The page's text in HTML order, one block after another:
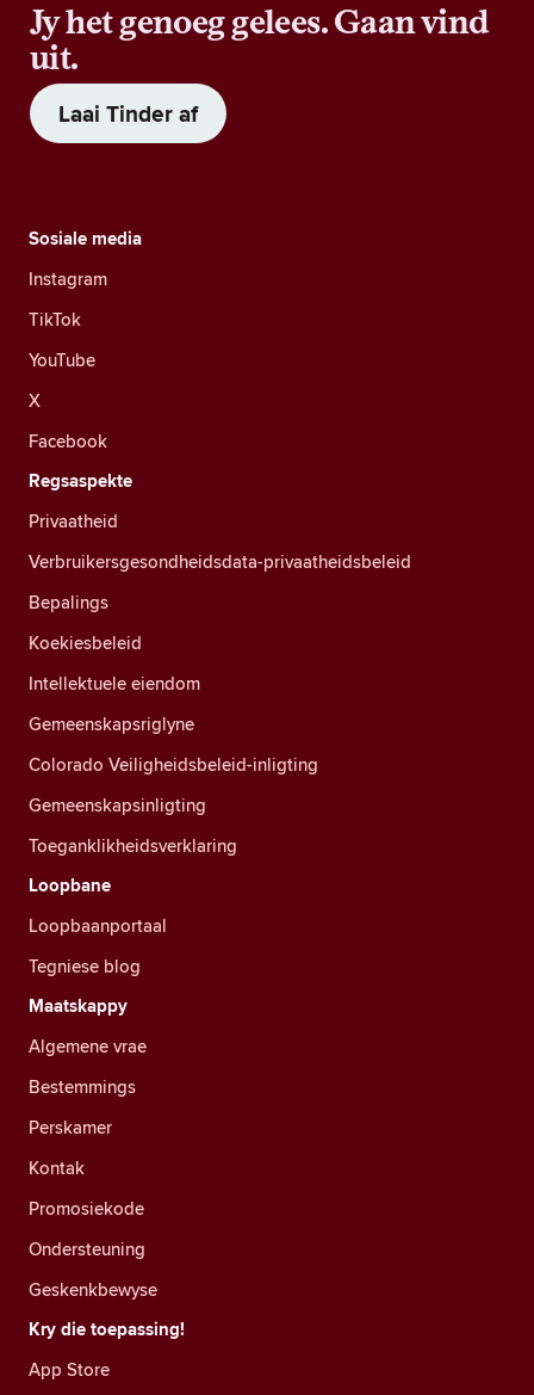
Jy het genoeg gelees. Gaan vind
uit.
Laai Tinder af
Sosiale media
Instagram
TikTok
YouTube
X
Facebook
Regsaspekte
Privaatheid
Verbruikersgesondheidsdata-privaatheidsbeleid
Bepalings
Koekiesbeleid
Intellektuele eiendom
Gemeenskapsriglyne
Colorado Veiligheidsbeleid-inligting
Gemeenskapsinligting
Toeganklikheidsverklaring
Loopbane
Loopbaanportaal
Tegniese blog
Maatskappy
Algemene vrae
Bestemmings
Perskamer
Kontak
Promosiekode
Ondersteuning
Geskenkbewyse
Kry die toepassing!
App Store